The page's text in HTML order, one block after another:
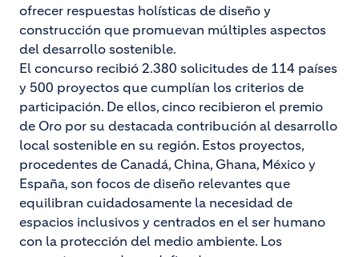
ofrecer respuestas holísticas de diseño y
construcción que promuevan múltiples aspectos
del desarrollo sostenible.
El concurso recibió 2.380 solicitudes de 114 países
y 500 proyectos que cumplían los criterios de
participación. De ellos, cinco recibieron el premio
de Oro por su destacada contribución al desarrollo
local sostenible en su región. Estos proyectos,
procedentes de Canadá, China, Ghana, México y
España, son focos de diseño relevantes que
equilibran cuidadosamente la necesidad de
espacios inclusivos y centrados en el ser humano
con la protección del medio ambiente. Los